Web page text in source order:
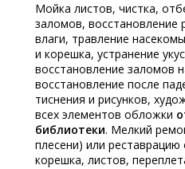
Мойка листов, чистка,
заломов, восстановление
влаги, травление
и корешка, устранение
восстановление заломов
восстановление после
тиснения и рисунков,
всех элементов обложки
библиотеки. Мелкий
плесени) или
корешка, листов,